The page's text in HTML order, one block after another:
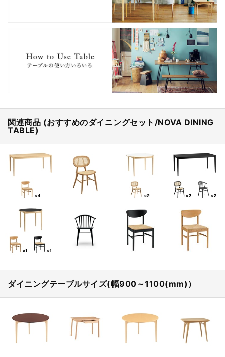
関連商品 (おすすめのダイニングセット/NOVA DINING
TABLE)
ダイニングテーブルサイズ(幅900～1100(mm)）